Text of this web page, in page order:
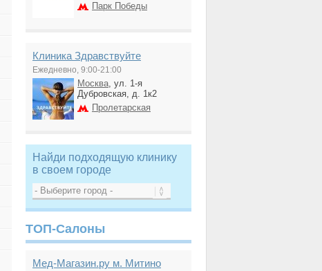
Парк Победы
Клиника Здравствуйте
Ежедневно, 9:00-21:00
Москва, ул. 1-я
Дубровская, д. 1к2
Пролетарская
Найди подходящую клинику
в своем городе
ТОП-Салоны
Мед-Магазин.ру м. Митино